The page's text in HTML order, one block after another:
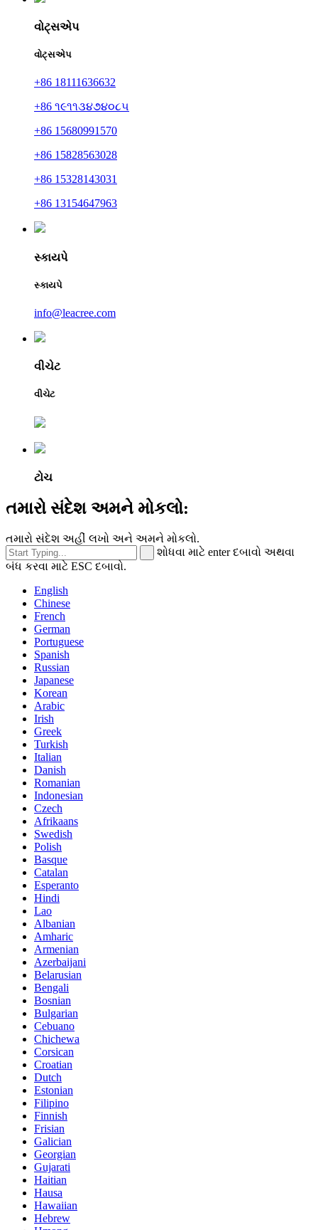
વોટ્સએપ
વોટ્સએપ
+86 18111636632
+86 ૧૯૧૧૩૪૭૪૦૮૫
+86 15680991570
+86 15828563028
+86 15328143031
+86 13154647963
સ્કાયપે
સ્કાયપે
info@leacree.com
વીચેટ
વીચેટ
ટોચ
તમારો સંદેશ અમને મોકલો:
તમારો સંદેશ અહીં લખો અને અમને મોકલો.
શોધવા માટે enter દબાવો અથવા
બંધ કરવા માટે ESC દબાવો.
English
Chinese
French
German
Portuguese
Spanish
Russian
Japanese
Korean
Arabic
Irish
Greek
Turkish
Italian
Danish
Romanian
Indonesian
Czech
Afrikaans
Swedish
Polish
Basque
Catalan
Esperanto
Hindi
Lao
Albanian
Amharic
Armenian
Azerbaijani
Belarusian
Bengali
Bosnian
Bulgarian
Cebuano
Chichewa
Corsican
Croatian
Dutch
Estonian
Filipino
Finnish
Frisian
Galician
Georgian
Gujarati
Haitian
Hausa
Hawaiian
Hebrew